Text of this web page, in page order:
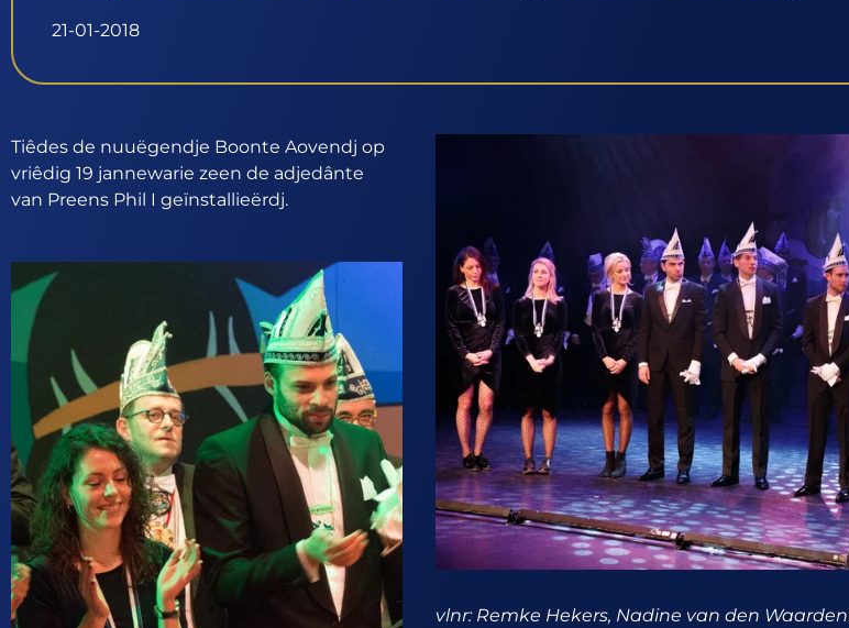
21-01-2018
Tiêdes de nuuëgendje Boonte Aovendj op
vriêdig 19 jannewarie zeen de adjedânte
van Preens Phil I geïnstallieërdj.
vlnr: Remke Hekers, Nadine van den